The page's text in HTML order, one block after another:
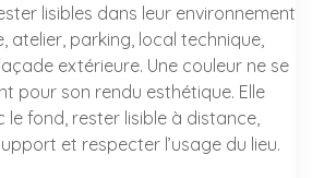
lisibles dans leur environnement
atelier, parking, local technique,
extérieure. Une couleur ne se
pour son rendu esthétique. Elle
fond, rester lisible à distance,
et respecter l’usage du lieu.